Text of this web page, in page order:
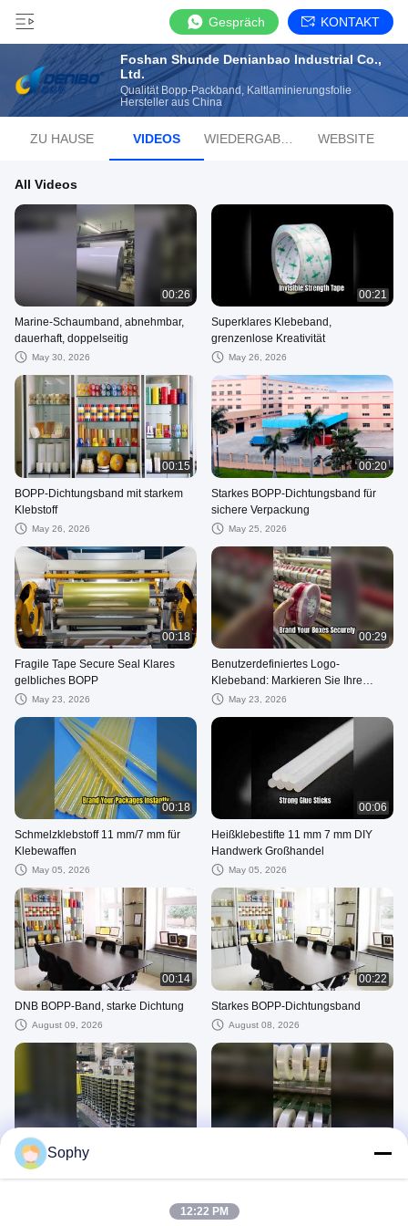
Gespräch KONTAKT
Foshan Shunde Denianbao Industrial Co.,
Ltd.
Qualität Bopp-Packband, Kaltlaminierungsfolie
Hersteller aus China
ZU HAUSE VIDEOS WEBSITE
All Videos
00:26
Marine-Schaumband, abnehmbar,
dauerhaft, doppelseitig
May 30, 2026
00:21
Superklares Klebeband,
grenzenlose Kreativität
May 26, 2026
00:15
BOPP-Dichtungsband mit starkem
Klebstoff
May 26, 2026
00:20
Starkes BOPP-Dichtungsband für
sichere Verpackung
May 25, 2026
00:18
Fragile Tape Secure Seal Klares
gelbliches BOPP
May 23, 2026
00:29
Benutzerdefiniertes Logo-
Klebeband: Markieren Sie Ihre
Pakete sicher
May 23, 2026
00:18
Schmelzklebstoff 11 mm/7 mm für
Klebewaffen
May 05, 2026
00:06
Heißklebestifte 11 mm 7 mm DIY
Handwerk Großhandel
May 05, 2026
00:14
DNB BOPP-Band, starke Dichtung
August 09, 2026
00:22
Starkes BOPP-Dichtungsband
August 08, 2026
Superklares Klebeband,
unübertroffene Transparenz, starker
Versandkartons
Sophy
12:22 PM